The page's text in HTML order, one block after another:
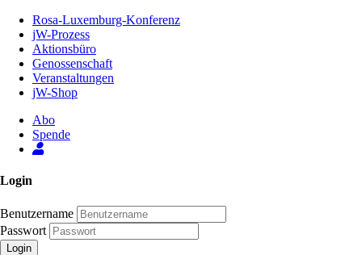
Inhalt
Seite
Rosa-Luxemburg-Konferenz
jW-Prozess
Aktionsbüro
Genossenschaft
Veranstaltungen
jW-Shop
Abo
Spende
Login
Benutzername
Passwort
Login